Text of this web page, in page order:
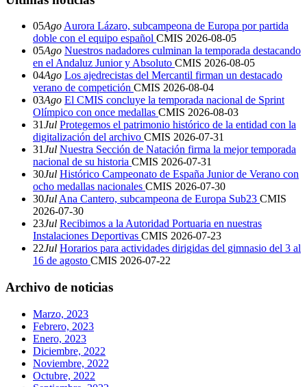
05Ago Aurora Lázaro, subcampeona de Europa por partida
doble con el equipo español CMIS 2026-08-05
05Ago Nuestros nadadores culminan la temporada destacando
en el Andaluz Junior y Absoluto CMIS 2026-08-05
04Ago Los ajedrecistas del Mercantil firman un destacado
verano de competición CMIS 2026-08-04
03Ago El CMIS concluye la temporada nacional de Sprint
Olímpico con once medallas CMIS 2026-08-03
31Jul Protegemos el patrimonio histórico de la entidad con la
digitalización del archivo CMIS 2026-07-31
31Jul Nuestra Sección de Natación firma la mejor temporada
nacional de su historia CMIS 2026-07-31
30Jul Histórico Campeonato de España Junior de Verano con
ocho medallas nacionales CMIS 2026-07-30
30Jul Ana Cantero, subcampeona de Europa Sub23 CMIS
2026-07-30
23Jul Recibimos a la Autoridad Portuaria en nuestras
Instalaciones Deportivas CMIS 2026-07-23
22Jul Horarios para actividades dirigidas del gimnasio del 3 al
16 de agosto CMIS 2026-07-22
Archivo de noticias
Marzo, 2023
Febrero, 2023
Enero, 2023
Diciembre, 2022
Noviembre, 2022
Octubre, 2022